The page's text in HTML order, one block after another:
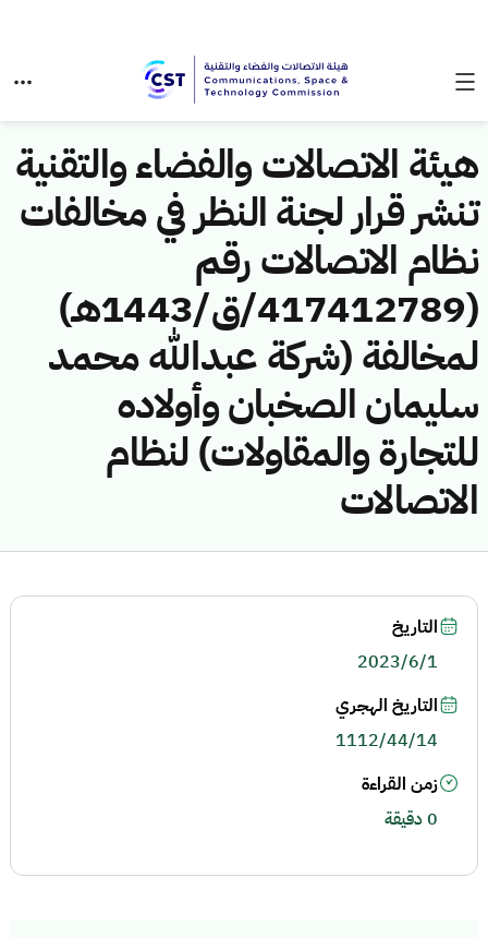
هيئة الاتصالات والفضاء والتقنية
تنشر قرار لجنة النظر في مخالفات
نظام الاتصالات رقم
(417412789/ق/1443هـ)
لمخالفة (شركة عبدالله محمد
سليمان الصخبان وأولاده
للتجارة والمقاولات) لنظام
الاتصالات
التاريخ
2023/6/1
التاريخ الهجري
1112/44/14
زمن القراءة
0 دقيقة